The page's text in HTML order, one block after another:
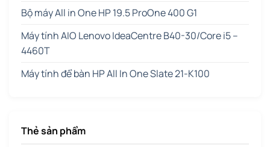
Bộ máy All in One HP 19.5 ProOne 400 G1
Máy tính AIO Lenovo IdeaCentre B40-30/Core i5 –
4460T
Máy tính để bàn HP All In One Slate 21-K100
Thẻ sản phẩm